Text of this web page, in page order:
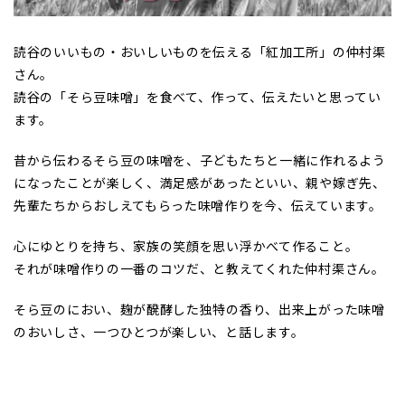
読谷のいいもの・おいしいものを伝える「紅加工所」の仲村渠
さん。
読谷の「そら豆味噌」を食べて、作って、伝えたいと思ってい
ます。
昔から伝わるそら豆の味噌を、子どもたちと一緒に作れるよう
になったことが楽しく、満足感があったといい、親や嫁ぎ先、
先輩たちからおしえてもらった味噌作りを今、伝えています。
心にゆとりを持ち、家族の笑顔を思い浮かべて作ること。
それが味噌作りの一番のコツだ、と教えてくれた仲村渠さん。
そら豆のにおい、麹が醗酵した独特の香り、出来上がった味噌
のおいしさ、一つひとつが楽しい、と話します。